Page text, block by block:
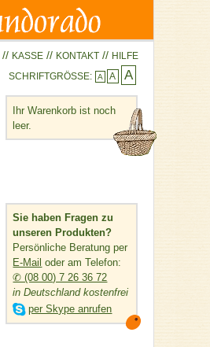
// KASSE // KONTAKT // HILFE
SCHRIFTGRÖSSE: A A A
Ihr Warenkorb ist noch
leer.
Sie haben Fragen zu
unseren Produkten?
Persönliche Beratung per
E-Mail oder am Telefon:
✆ (08 00) 7 26 36 72
in Deutschland kostenfrei
 per Skype anrufen